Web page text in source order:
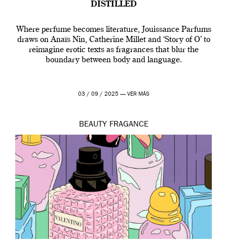
DISTILLED
Where perfume becomes literature, Jouissance Parfums
draws on Anaïs Nin, Catherine Millet and ‘Story of O’ to
reimagine erotic texts as fragrances that blur the
boundary between body and language.
03 / 09 / 2025 — VER MÁS
BEAUTY FRAGANCE